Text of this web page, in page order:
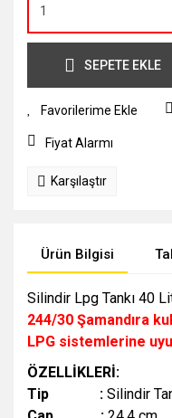
SEPETE EKLE
Fiyat Alarmı
Karşılaştır
Ürün Bilgisi
Silindir Lpg Tankı 40
244/30 Şamandıra
LPG sistemlerine
ÖZELLİKLERİ:
Tip : Silindir